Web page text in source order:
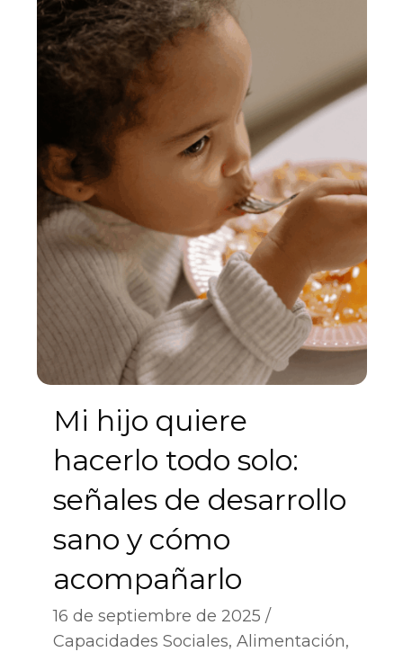
Mi hijo quiere
hacerlo todo solo:
señales de desarrollo
sano y cómo
acompañarlo
16 de septiembre de 2025
Capacidades Sociales, Alimentación,